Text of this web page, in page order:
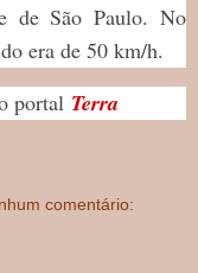
de São Paulo. No
era de 50 km/h.
portal Terra
comentário: